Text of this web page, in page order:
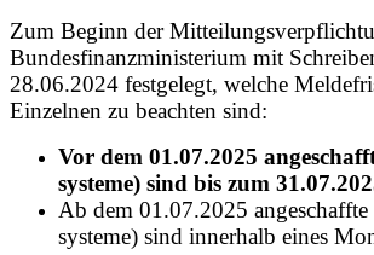
Zum Beginn der
Bundesfinanzministerium mit
28.06.2024 festgelegt, welche
Einzelnen zu beachten sind:
Vor dem 01.07.2025
systeme) sind bis zum
Ab dem 01.07.2025 angeschaffte
systeme) sind innerhalb eines